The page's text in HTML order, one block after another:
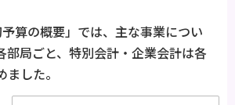
予算の概要」では、主な事業につい
部局ごと、特別会計・企業会計は各
した。